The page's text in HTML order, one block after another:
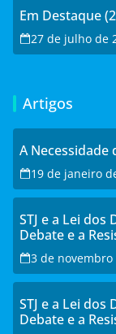
Em Destaque
27 de julho de
Artigos
A Necessidade
19 de janeiro
STJ e a Lei
Debate e a
3 de novembro
STJ e a Lei
Debate e a